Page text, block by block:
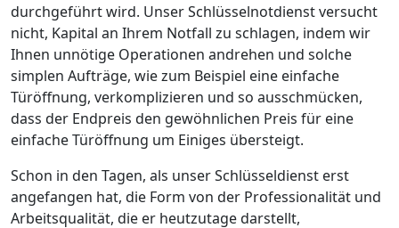
durchgeführt wird. Unser Schlüsselnotdienst versucht
nicht, Kapital an Ihrem Notfall zu schlagen, indem wir
Ihnen unnötige Operationen andrehen und solche
simplen Aufträge, wie zum Beispiel eine einfache
Türöffnung, verkomplizieren und so ausschmücken,
dass der Endpreis den gewöhnlichen Preis für eine
einfache Türöffnung um Einiges übersteigt.
Schon in den Tagen, als unser Schlüsseldienst erst
angefangen hat, die Form von der Professionalität und
Arbeitsqualität, die er heutzutage darstellt,